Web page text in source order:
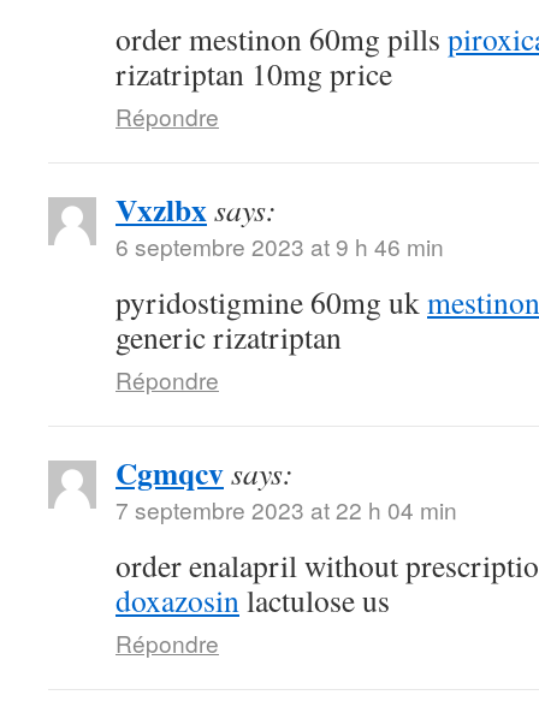
order mestinon 60mg pills
rizatriptan 10mg price
Répondre
Vxzlbxsays:
6 septembre 2023 at 9 h 46 min
pyridostigmine 60mg uk
generic rizatriptan
Répondre
Cgmqcvsays:
7 septembre 2023 at 22 h 04 min
order enalapril without
doxazosinlactulose us
Répondre